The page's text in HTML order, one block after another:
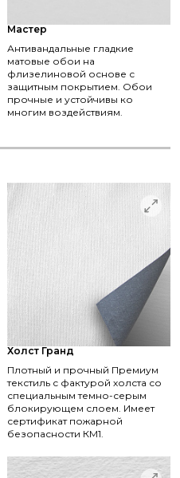
Мастер
Антивандальные гладкие
матовые обои на
флизелиновой основе с
защитным покрытием. Обои
прочные и устойчивы ко
многим воздействиям.
Холст Гранд
Плотный и прочный Премиум
текстиль с фактурой холста со
специальным темно-серым
блокирующем слоем. Имеет
сертификат пожарной
безопасности КМ1.